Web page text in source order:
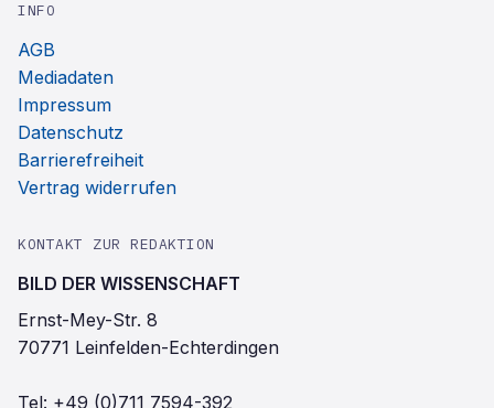
INFO
AGB
Mediadaten
Impressum
Datenschutz
Barrierefreiheit
Vertrag widerrufen
KONTAKT ZUR REDAKTION
BILD DER WISSENSCHAFT
Ernst-Mey-Str. 8
70771 Leinfelden-Echterdingen
Tel: +49 (0)711 7594-392